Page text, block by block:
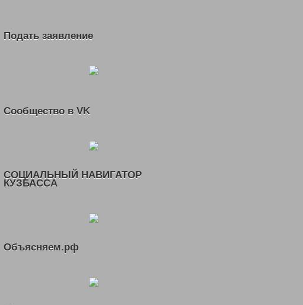
Подать заявление
Сообщество в VK
СОЦИАЛЬНЫЙ НАВИГАТОР
КУЗБАССА
Объясняем.рф